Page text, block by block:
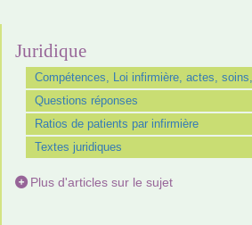
Juridique
Compétences, Loi infirmière, actes,
Questions réponses
Ratios de patients par infirmière
Textes juridiques
Plus d'articles sur le sujet